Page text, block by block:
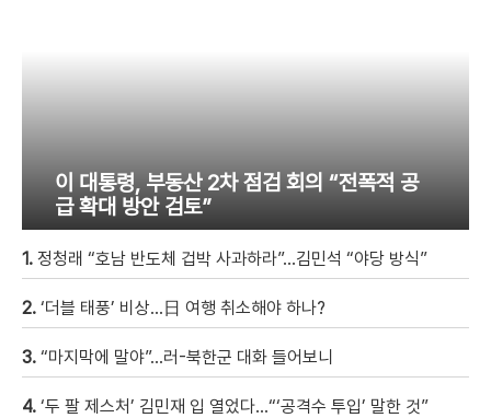
이 대통령, 부동산 2차 점검 회의 “전폭적 공
급 확대 방안 검토”
1. 정청래 “호남 반도체 겁박 사과하라”…김민석 “야당 방식”
2. ‘더블 태풍’ 비상…日 여행 취소해야 하나?
3. “마지막에 말야”…러-북한군 대화 들어보니
4. ‘두 팔 제스처’ 김민재 입 열었다…“‘공격수 투입’ 말한 것”